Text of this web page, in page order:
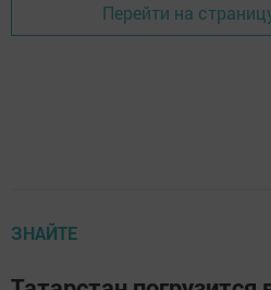
Перейти на
ЗНАЙТЕ